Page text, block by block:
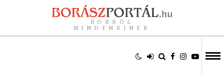
BORRÓL
MINDENKINEK